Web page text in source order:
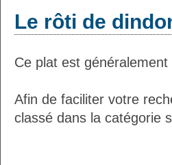
Le rôti de
Ce plat est
Afin de faciliter votre
classé dans la catégorie